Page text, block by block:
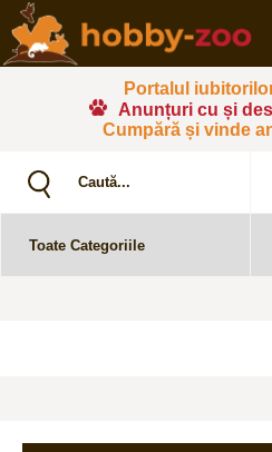
Portalul
Anunțuri cu și
Cumpără și vinde